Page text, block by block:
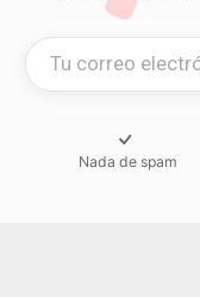
Nada de spam